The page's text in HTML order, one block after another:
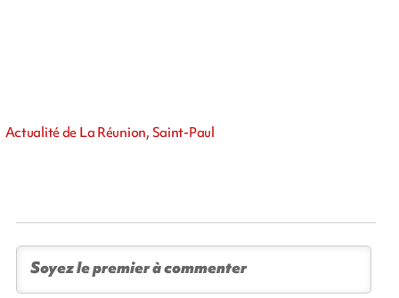
Actualité de La Réunion, Saint-Paul